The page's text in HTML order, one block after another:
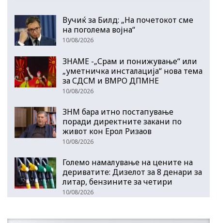
Вучиќ за Билд: „На почетокот сме
на поголема војна“
10/08/2026
ЗНАМЕ -„Срам и понижување“ или
„уметничка инсталација“ нова тема
за СДСМ и ВМРО ДПМНЕ
10/08/2026
ЗНМ бара итно постапување
поради директните закани по
живот кон Ерол Ризаов
10/08/2026
Големо намалување на цените на
дериватите: Дизелот за 8 денари за
литар, бензините за четири
10/08/2026